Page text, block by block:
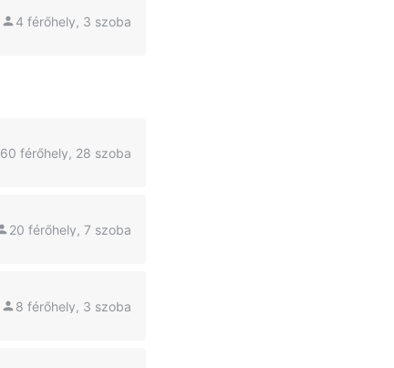
4 férőhely, 3 szoba
60 férőhely, 28 szoba
20 férőhely, 7 szoba
8 férőhely, 3 szoba